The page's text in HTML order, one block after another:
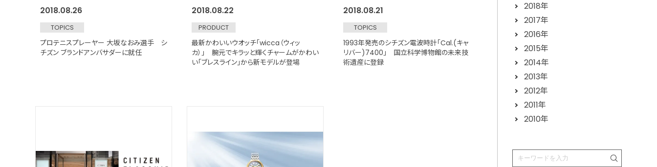
2018.08.26
TOPICS
プロテニスプレーヤー 大坂なおみ選手 シ
チズン ブランドアンバサダーに就任
2018.08.22
PRODUCT
最新かわいいウオッチ「wicca（ウィッ
カ）」 腕元でキラッと輝くチャームがかわい
い「ブレスライン」から新モデルが登場
2018.08.21
TOPICS
1993年発売のシチズン電波時計「Cal.(キャ
リバー)7400」 国立科学博物館の未来技
術遺産に登録
2018年
2017年
2016年
2015年
2014年
2013年
2012年
2011年
2010年